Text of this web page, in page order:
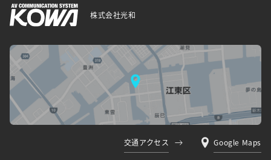
株式会社光和
交通アクセス Google Maps